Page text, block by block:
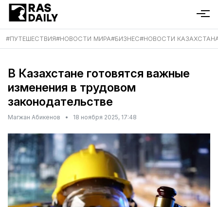
#ПУТЕШЕСТВИЯ#НОВОСТИ МИРА#БИЗНЕС#НОВОСТИ
В Казахстане готовятся важные
изменения в трудовом
законодательстве
Магжан Абикенов • 18 ноября 2025, 17:48